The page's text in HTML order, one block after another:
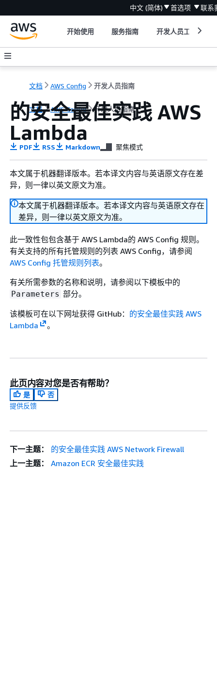
中文 (简体) 首选项 联系
开始使用 服务指南 开发人员工具
文档 AWS Config 开发人员指南
文档 AWS Config 开发人员指南
的安全最佳实践 AWS
Lambda
PDF RSS Markdown 聚焦模式
本文属于机器翻译版本。若本译文内容与英语原文存在差
异，则一律以英文原文为准。
本文属于机器翻译版本。若本译文内容与英语原文存在
差异，则一律以英文原文为准。
此一致性包包含基于 AWS Lambda的 AWS Config 规则。
有关支持的所有托管规则的列表 AWS Config，请参阅
AWS Config 托管规则列表。
有关所需参数的名称和说明，请参阅以下模板中的
Parameters 部分。
该模板可在以下网址获得 GitHub： 的安全最佳实践 AWS
Lambda
。
此页内容对您是否有帮助？
是
否
提供反馈
下一主题：
的安全最佳实践 AWS Network Firewall
上一主题：
Amazon ECR 安全最佳实践